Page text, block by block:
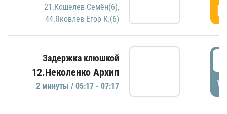
21.Кошелев Семён(6),
44.Яковлев Егор К.(6)
Задержка клюшкой
12.Неколенко Архип
2 минуты / 05:17 - 07:17